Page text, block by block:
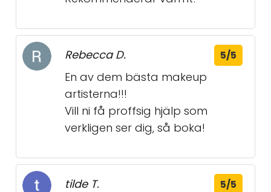
Rebecca D. 5/5
En av dem bästa makeup
artisterna!!!
Vill ni få proffsig hjälp som
verkligen ser dig, så boka!
tilde T. 5/5